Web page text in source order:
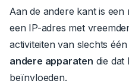
Aan de andere kant is
een IP-adres met
activiteiten van slechts
andere apparaten die dat
beïnvloeden.